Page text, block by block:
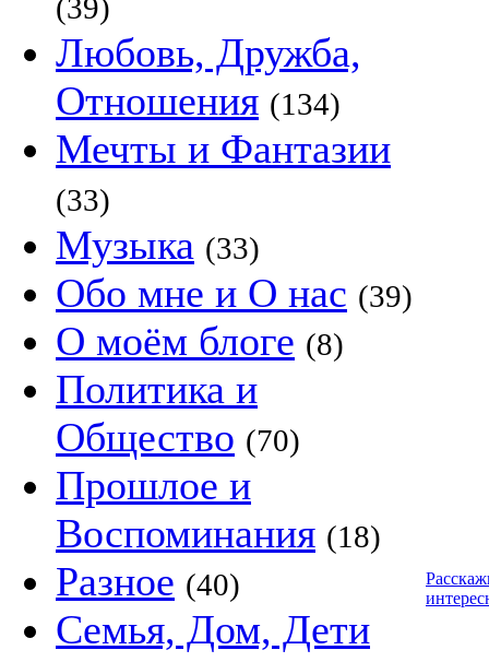
(39)
Любовь, Дружба,
Отношения (134)
Мечты и Фантазии
(33)
Музыка (33)
Обо мне и О нас (39)
О моём блоге (8)
Политика и
Общество (70)
Прошлое и
Воспоминания (18)
Разное (40)
Семья, Дом, Дети